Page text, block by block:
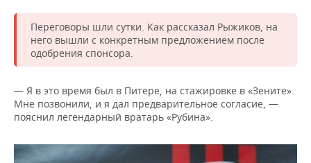
Переговоры шли сутки. Как рассказал Рыжиков, на
него вышли с конкретным предложением после
одобрения спонсора.
— Я в это время был в Питере, на стажировке в «Зените».
Мне позвонили, и я дал предварительное согласие, —
пояснил легендарный вратарь «Рубина».